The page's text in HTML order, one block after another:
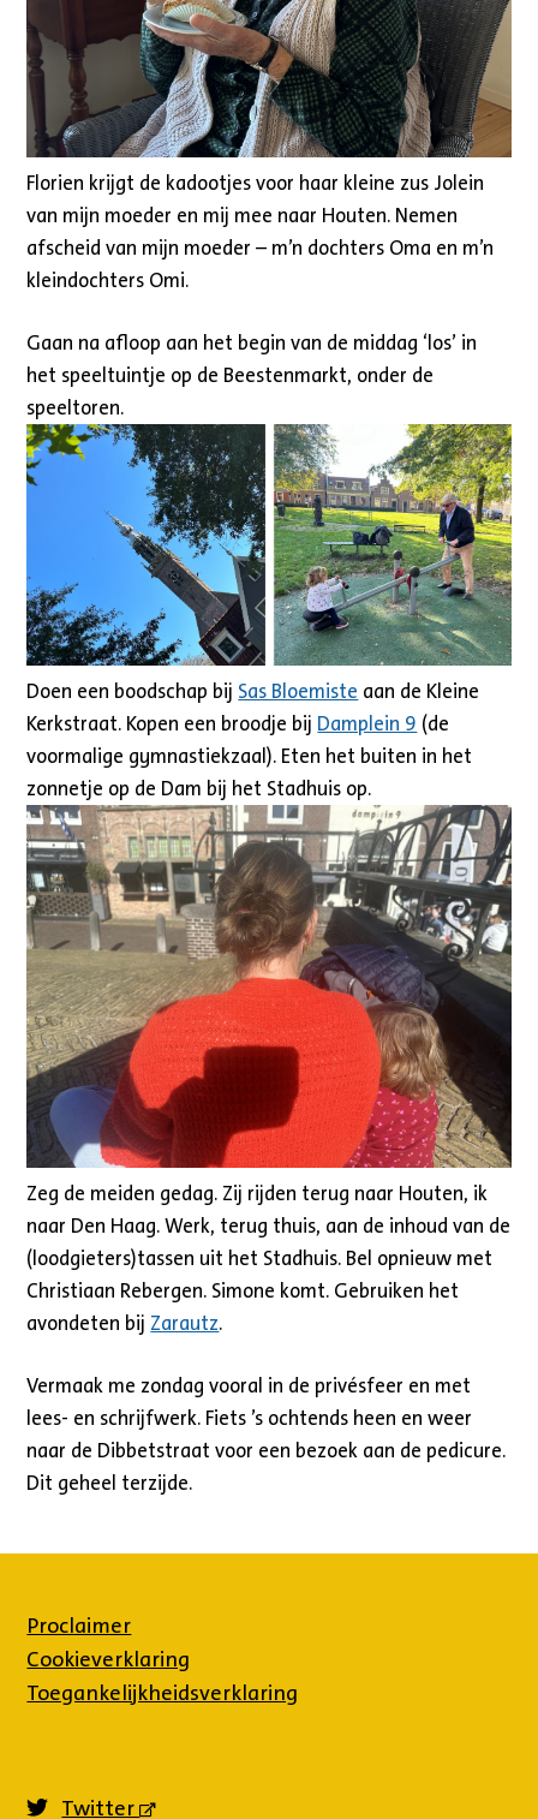
Florien krijgt de kadootjes voor haar kleine zus Jolein
van mijn moeder en mij mee naar Houten. Nemen
afscheid van mijn moeder – m’n dochters Oma en m’n
kleindochters Omi.
Gaan na afloop aan het begin van de middag ‘los’ in
het speeltuintje op de Beestenmarkt, onder de
speeltoren.
Doen een boodschap bij Sas Bloemiste aan de Kleine
Kerkstraat. Kopen een broodje bij Damplein 9 (de
voormalige gymnastiekzaal). Eten het buiten in het
zonnetje op de Dam bij het Stadhuis op.
Zeg de meiden gedag. Zij rijden terug naar Houten, ik
naar Den Haag. Werk, terug thuis, aan de inhoud van de
(loodgieters)tassen uit het Stadhuis. Bel opnieuw met
Christiaan Rebergen. Simone komt. Gebruiken het
avondeten bij Zarautz.
Vermaak me zondag vooral in de privésfeer en met
lees- en schrijfwerk. Fiets ’s ochtends heen en weer
naar de Dibbetstraat voor een bezoek aan de pedicure.
Dit geheel terzijde.
Proclaimer
Cookieverklaring
Toegankelijkheidsverklaring
Twitter (externe